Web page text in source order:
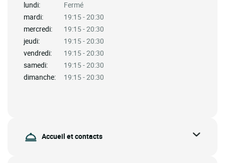
lundi:
Fermé
mardi:
19:15 - 20:30
mercredi:
19:15 - 20:30
jeudi:
19:15 - 20:30
vendredi:
19:15 - 20:30
samedi:
19:15 - 20:30
dimanche:
19:15 - 20:30
Accueil et contacts